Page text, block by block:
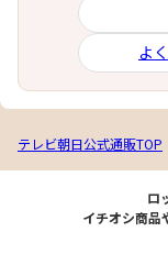
よ
テレビ朝日公式通販TOP
ロ
イチオシ商品